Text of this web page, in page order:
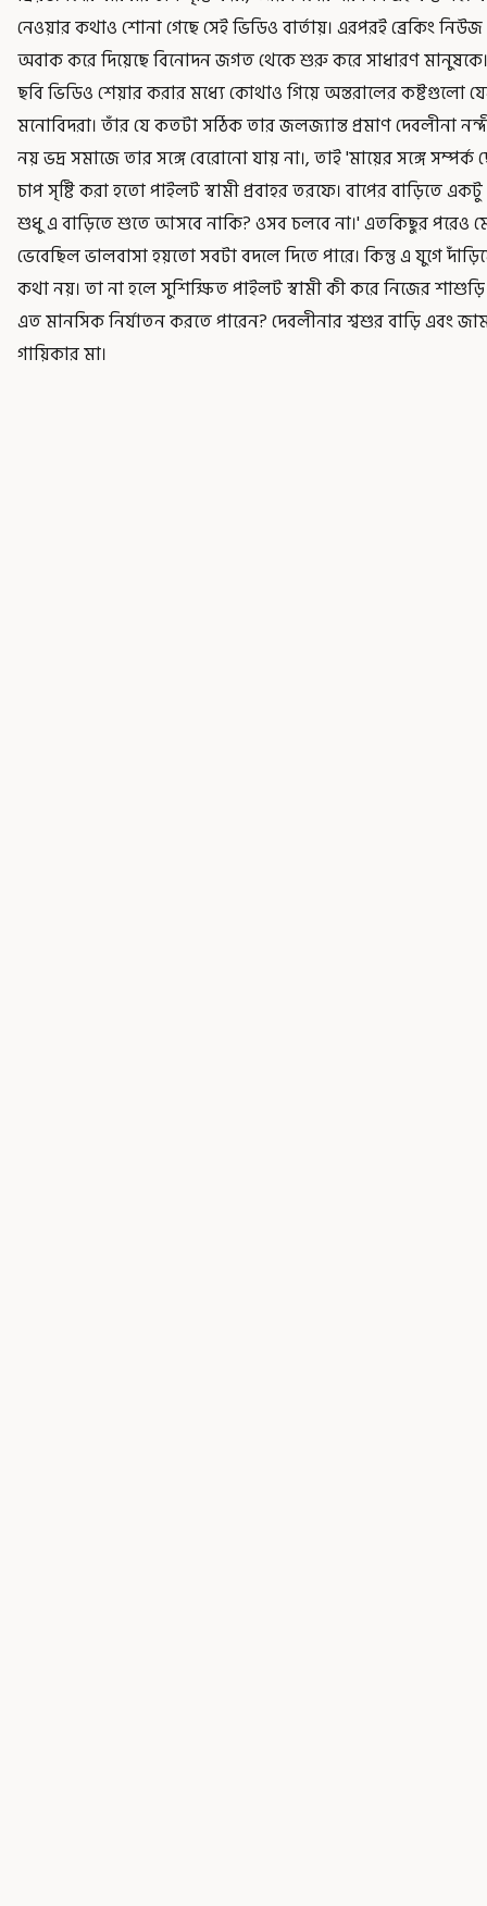
নেওয়ার কথাও শোনা গেছে সেই ভিডিও বার্তায়। এরপরই ব্রেকিং
অবাক করে দিয়েছে বিনোদন জগত থেকে শুরু করে সাধারণ
ছবি ভিডিও শেয়ার করার মধ্যে কোথাও গিয়ে অন্তরালের কষ্টগুলো
মনোবিদরা। তাঁর যে কতটা সঠিক তার জলজ্যান্ত প্রমাণ দেবলীনা
নয় ভদ্র সমাজে তার সঙ্গে বেরোনো যায় না।, তাই 'মায়ের সঙ্গে
চাপ সৃষ্টি করা হতো পাইলট স্বামী প্রবাহর তরফে। বাপের বাড়িতে
শুধু এ বাড়িতে শুতে আসবে নাকি? ওসব চলবে না।' এতকিছুর পরেও
ভেবেছিল ভালবাসা হয়তো সবটা বদলে দিতে পারে। কিন্তু এ যুগে
কথা নয়। তা না হলে সুশিক্ষিত পাইলট স্বামী কী করে নিজের
এত মানসিক নির্যাতন করতে পারেন? দেবলীনার শ্বশুর বাড়ি এবং
গায়িকার মা।